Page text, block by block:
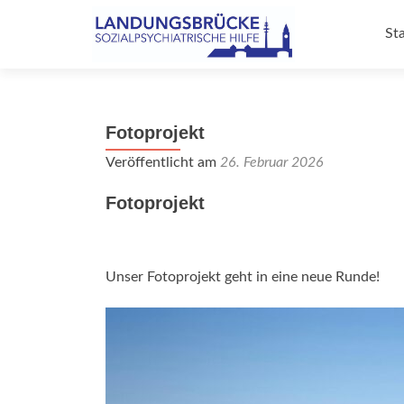
Fotoprojekt
Veröffentlicht am 26. Februar 2026
Fotoprojekt
Unser Fotoprojekt geht in eine neue Runde!